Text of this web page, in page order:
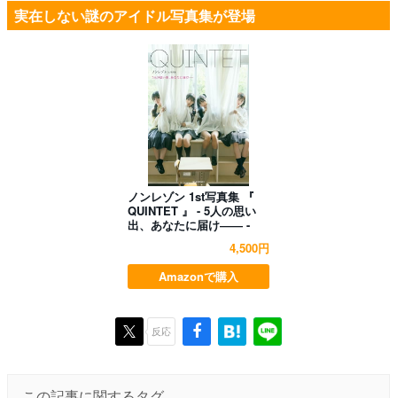
実在しない謎のアイドル写真集が登場
ノンレゾン 1st写真集 『
QUINTET 』 - 5人の思い
出、あなたに届け―― -
4,500円
Amazonで購入
反応